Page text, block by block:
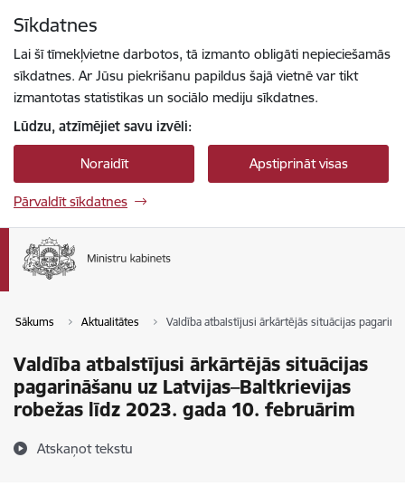
Sīkdatnes
Lai šī tīmekļvietne darbotos, tā izmanto obligāti nepieciešamās
sīkdatnes. Ar Jūsu piekrišanu papildus šajā vietnē var tikt
izmantotas statistikas un sociālo mediju sīkdatnes.
Lūdzu, atzīmējiet savu izvēli:
Noraidīt Apstiprināt visas
Pārvaldīt sīkdatnes
Sākums Aktualitātes Valdība atbalstījusi ārkārtējās situācijas
Valdība atbalstījusi ārkārtējās situācijas
pagarināšanu uz Latvijas–Baltkrievijas
robežas līdz 2023. gada 10. februārim
Atskaņot tekstu